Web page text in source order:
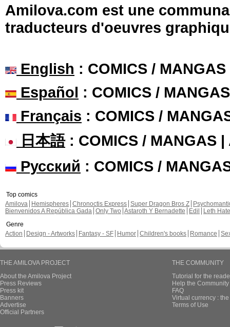
Amilova.com est une
traducteurs d'oeuvres
English : COMICS /
Español : COMICS /
Français : COMICS /
日本語: COMICS / MANGAS |
Русский : COMICS /
Top comics
Amilova
Hemispheres Chronoctis Express Super Dragon Bros Z
Bienvenidos A República Gada Only Two Astaroth Y Bernadette Edil
Leth Hate
Genre
Action
Design - Artworks Fantasy - SF Humor Children's books Romance
THE AMILOVA PROJECT
About the Amilova Project
Press Reviews
Press kit
Banners
Advertise
Official Partners
THE COMMUNITY
Tutorial for the
Help the
FAQ
Virtual currency :
Terms of Use